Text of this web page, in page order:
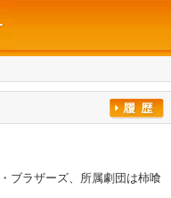
ブラザーズ、所属劇団は柿喰